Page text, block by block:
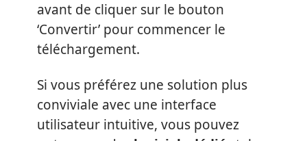
avant de cliquer sur le bouton
‘Convertir’ pour commencer le
téléchargement.
Si vous préférez une solution plus
conviviale avec une interface
utilisateur intuitive, vous pouvez